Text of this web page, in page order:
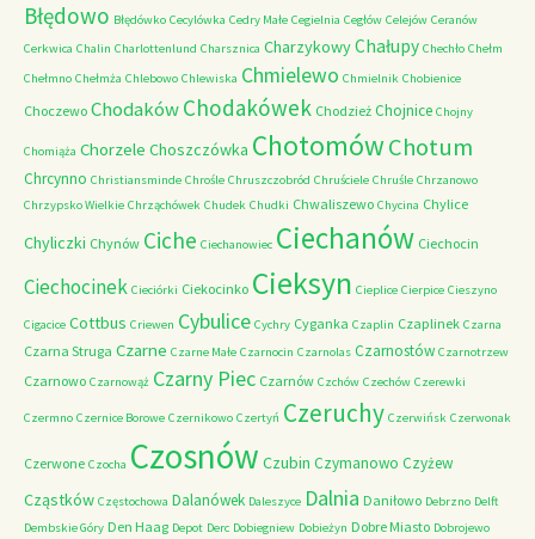
Błędowo Błędówko Cecylówka Cedry Małe Cegielnia Cegłów Celejów Ceranów
Cerkwica Chalin Charlottenlund Charsznica CharzykowyChałupy Chechło Chełm
Chełmno Chełmża Chlebowo Chlewiska Chmielewo Chmielnik Chobienice
Choczewo ChodakówChodakówek Chodzież Chojnice Chojny
Chomiąża Chorzele Choszczówka ChotomówChotum
Chrcynno Christiansminde Chrośle Chruszczobród Chruściele Chruśle Chrzanowo
Chrzypsko Wielkie Chrząchówek Chudek Chudki Chwaliszewo Chycina Chylice
Chyliczki Chynów Ciche Ciechanowiec Ciechanów Ciechocin
Ciechocinek Cieciórki Ciekocinko Cieksyn Cieplice Cierpice Cieszyno
Cigacice Cottbus Criewen Cybulice Cychry Cyganka Czaplin Czaplinek Czarna
Czarna Struga Czarne Czarne Małe Czarnocin Czarnolas Czarnostów Czarnotrzew
Czarnowo Czarnowąż Czarny Piec Czarnów Czchów Czechów Czerewki
Czermno Czernice Borowe Czernikowo Czertyń Czeruchy Czerwińsk Czerwonak
Czerwone Czocha Czosnów Czubin Czymanowo Czyżew
Cząstków Częstochowa Dalanówek Daleszyce Dalnia Daniłowo Debrzno Delft
Dembskie Góry Den Haag Depot Derc Dobiegniew Dobieżyn Dobre Miasto Dobrojewo